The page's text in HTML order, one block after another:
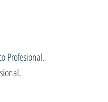
Profesional.